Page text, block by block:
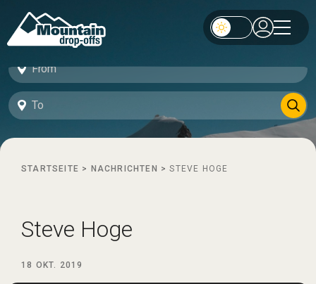
STARTSEITE > NACHRICHTEN >STEVE HOGE
Steve Hoge
18 OKT. 2019